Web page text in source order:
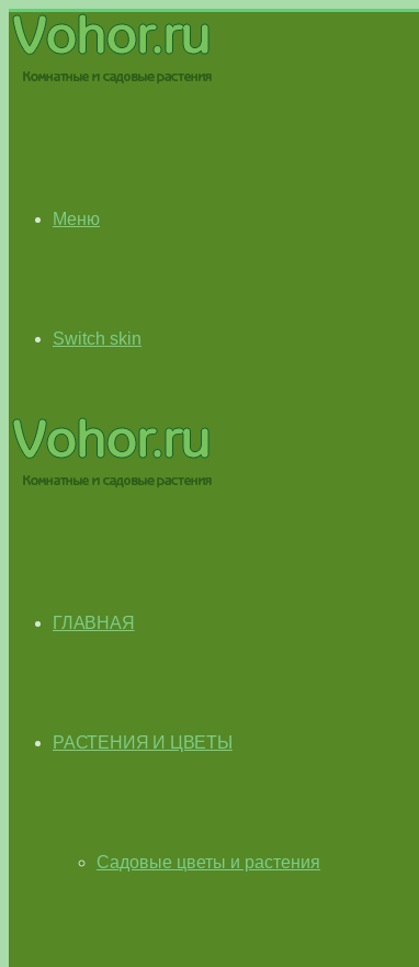
Меню
Switch skin
ГЛАВНАЯ
РАСТЕНИЯ И ЦВЕТЫ
Садовые цветы и растения